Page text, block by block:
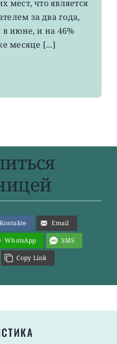
мест
за
два
года
мест, что является
за два года,
июне, и на 46%
месяце [...]
Email
WhatsApp
SMS
Copy Link